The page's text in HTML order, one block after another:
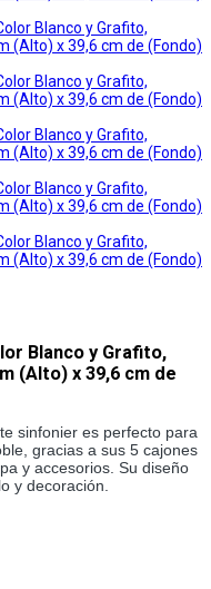
Blanco y Grafito,
(Alto) x 39,6 cm de
sinfonier es perfecto para
gracias a sus 5 cajones
y accesorios. Su diseño
y decoración.